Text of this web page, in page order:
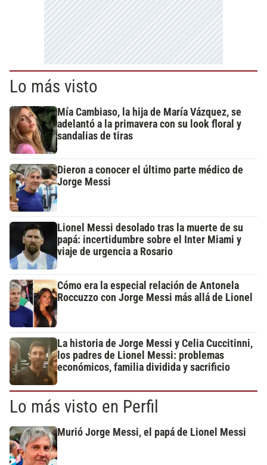
Lo más visto
Mía Cambiaso, la hija de María Vázquez, se
adelantó a la primavera con su look floral y
sandalias de tiras
Dieron a conocer el último parte médico de
Jorge Messi
Lionel Messi desolado tras la muerte de su
papá: incertidumbre sobre el Inter Miami y
viaje de urgencia a Rosario
Cómo era la especial relación de Antonela
Roccuzzo con Jorge Messi más allá de Lionel
La historia de Jorge Messi y Celia Cuccitinni,
los padres de Lionel Messi: problemas
económicos, familia dividida y sacrificio
Lo más visto en Perfil
Murió Jorge Messi, el papá de Lionel Messi